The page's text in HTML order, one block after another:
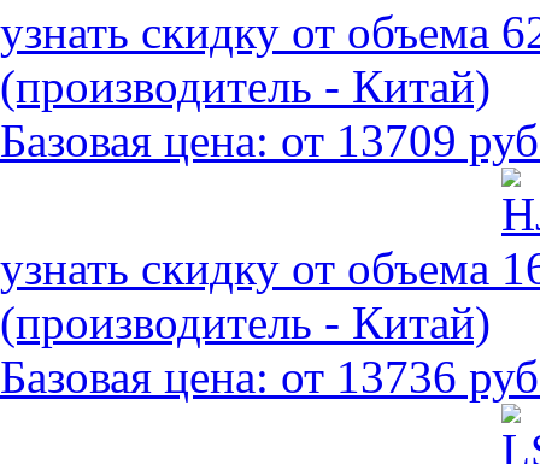
узнать скидку от объема
(производитель - Китай)
Базовая цена: от 13709
узнать скидку от объема
(производитель - Китай)
Базовая цена: от 13736